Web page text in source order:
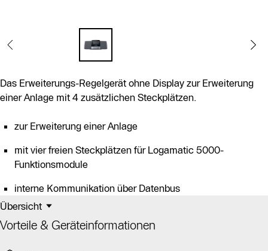
Das Erweiterungs-Regelgerät ohne Display zur Erweiterung
einer Anlage mit 4 zusätzlichen Steckplätzen.
zur Erweiterung einer Anlage
mit vier freien Steckplätzen für Logamatic 5000-
Funktionsmodule
interne Kommunikation über Datenbus
Übersicht
Vorteile & Geräteinformationen